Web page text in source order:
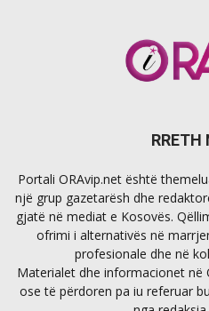
RRETH
Portali ORAvip.net është
një grup gazetarësh dhe
gjatë në mediat e Kosovës.
ofrimi i alternativës në
profesionale dhe në
Materialet dhe informacionet në
ose të përdoren pa iu referuar